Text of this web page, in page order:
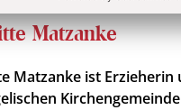
Matzanke
Matzanke ist